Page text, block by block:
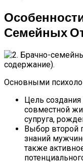
Семейных
Основными
Цель
совместной
супруга,
Выбор второй
знаний
также